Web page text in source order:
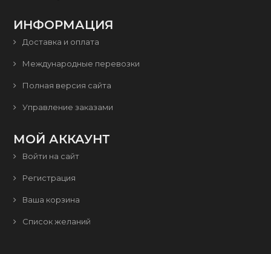
ИНФОРМАЦИЯ
Доставка и оплата
Международные перевозки
Полная версия сайта
Управление заказами
МОЙ АККАУНТ
Войти на сайт
Регистрация
Ваша корзина
Список желаний